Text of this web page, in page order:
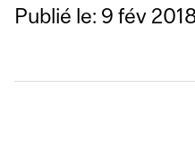
Publié le: 9 fév